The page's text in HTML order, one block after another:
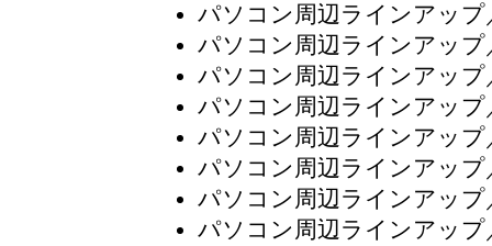
パソコン周辺ラインアップ
パソコン周辺ラインアップ
パソコン周辺ラインアップ
パソコン周辺ラインアップ
パソコン周辺ラインアップ
パソコン周辺ラインアップ
パソコン周辺ラインアップ
パソコン周辺ラインアップ